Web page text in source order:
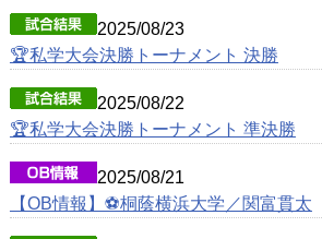
2025/08/23
🏆私学大会決勝トーナメント 決勝
2025/08/22
🏆私学大会決勝トーナメント 準決勝
2025/08/21
【OB情報】⚽️桐蔭横浜大学／関富貫太